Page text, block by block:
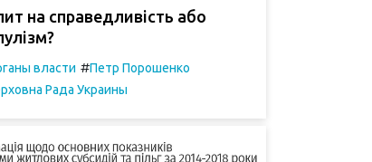
на справедливість або
власти #Петр Порошенко
Рада Украины